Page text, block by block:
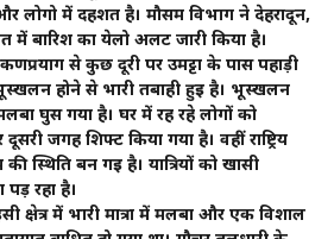
और लोगो में दहशत है। मौसम विभाग ने देहरादून,
में बारिश का येलो अलर्ट जारी किया है।
से कुछ दूरी पर उमट्टा के पास पहाड़ी
होने से भारी तबाही हुई है। भूस्खलन
घुस गया है। घर में रह रहे लोगों को
जगह शिफ्ट किया गया है। वहीं राष्ट्रिय
की स्थिति बन गई है। यात्रियों को खासी
पड़ रहा है।
क्षेत्र में भारी मात्रा में मलबा और एक विशाल